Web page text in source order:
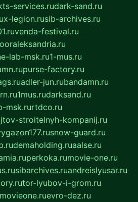
services.rudark-sand.ru
x-legion.rusib-archives.ru
venda-festival.ru
lab-msk.ru1-mus.ru
purse-factory.ru
adler-jun.rubandamn.ru
1mus.rudarksand.ru
msk.rurtdco.ru
stroitelnyh-kompanij.ru
snow-guard.ru
demaholding.ruaalse.ru
perkoka.rumovie-one.ru
sibarchives.ruandreislyusar.ru
tor-lyubov-i-grom.ru
movieone.ruevro-dez.ru